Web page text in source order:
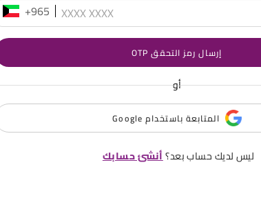
+965
إرسال رمز التحقق OTP
أو
المتابعة باستخدام Google
ليس لديك حساب بعد؟أنشئ حسابك